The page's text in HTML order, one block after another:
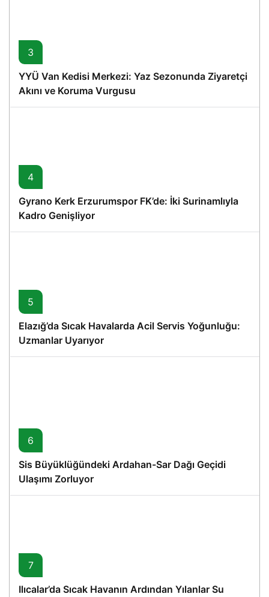
3
YYÜ Van Kedisi Merkezi: Yaz Sezonunda Ziyaretçi
Akını ve Koruma Vurgusu
4
Gyrano Kerk Erzurumspor FK’de: İki Surinamlıyla
Kadro Genişliyor
5
Elazığ’da Sıcak Havalarda Acil Servis Yoğunluğu:
Uzmanlar Uyarıyor
6
Sis Büyüklüğündeki Ardahan-Sar Dağı Geçidi
Ulaşımı Zorluyor
7
Ilıcalar’da Sıcak Havanın Ardından Yılanlar Su